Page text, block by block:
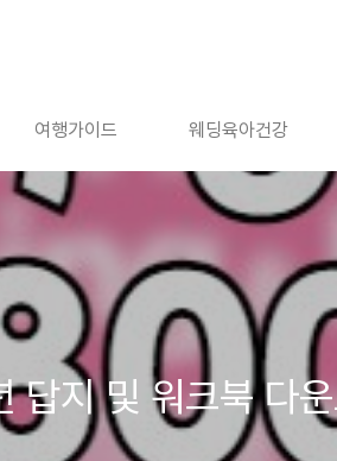
여행가이드 웨딩육아건강
지 및 워크북 다